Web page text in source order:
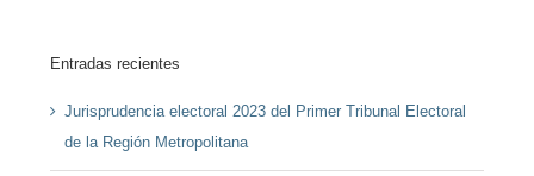
Entradas recientes
Jurisprudencia electoral 2023 del Primer Tribunal Electoral
de la Región Metropolitana